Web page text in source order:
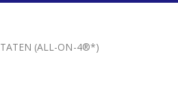
(ALL-ON-4®*)